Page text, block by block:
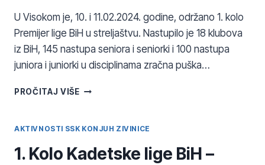
U Visokom je, 10. i 11.02.2024. godine, održano 1. kolo
Premijer lige BiH u streljaštvu. Nastupilo je 18 klubova
iz BiH, 145 nastupa seniora i seniorki i 100 nastupa
juniora i juniorki u disciplinama zračna puška…
PROČITAJ VIŠE1.
LIGE
AKTIVNOSTI SSK KONJUH ZIVINICE
1. Kolo Kadetske lige BiH –